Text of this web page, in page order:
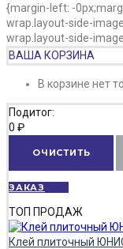
{margin-left: -
wrap.layout-side-
wrap.layout-side-
ВАША КОРЗИНА
В корзине нет
Подитог:
0 ₽
ОЧИСТИТЬ
ЗАКАЗ
ТОП ПРОДАЖ
Клей плиточный